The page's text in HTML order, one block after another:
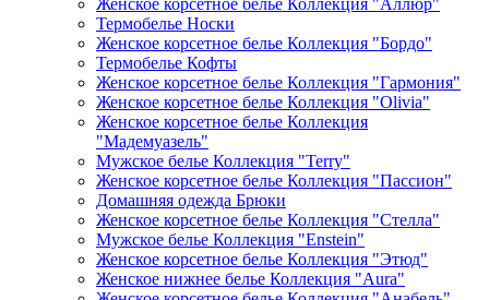
Женское корсетное белье Коллекция "Аллюр"
Термобелье Носки
Женское корсетное белье Коллекция "Бордо"
Термобелье Кофты
Женское корсетное белье Коллекция "Гармония"
Женское корсетное белье Коллекция "Olivia"
Женское корсетное белье Коллекция
"Мадемуазель"
Мужское белье Коллекция "Terry"
Женское корсетное белье Коллекция "Пассион"
Домашняя одежда Брюки
Женское корсетное белье Коллекция "Стелла"
Мужское белье Коллекция "Enstein"
Женское корсетное белье Коллекция "Этюд"
Женское нижнее белье Коллекция "Aura"